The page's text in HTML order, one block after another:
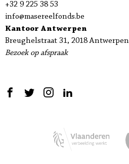
+32 9 225 38 53
info@masereelfonds.be
Kantoor Antwerpen
Breughelstraat 31, 2018 Antwerpen
Bezoek op afspraak